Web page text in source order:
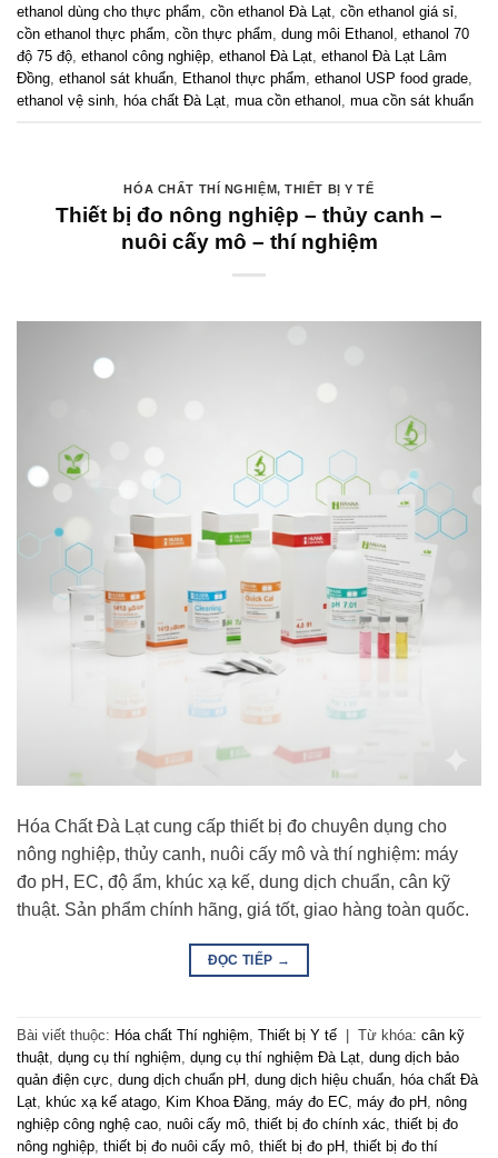
ethanol dùng cho thực phẩm, cồn ethanol Đà Lạt, cồn ethanol giá sỉ,
cồn ethanol thực phẩm, cồn thực phẩm, dung môi Ethanol , ethanol 70
độ 75 độ, ethanol công nghiệp, ethanol Đà Lạt, ethanol Đà Lạt Lâm
Đồng, ethanol sát khuẩn, Ethanol thực phẩm, ethanol USP food grade,
ethanol vệ sinh, hóa chất Đà Lạt, mua cồn ethanol , mua cồn sát khuẩn
HÓA CHẤT THÍ NGHIỆM,THIẾT BỊ Y TẾ
Thiết bị đo nông nghiệp – thủy canh –
nuôi cấy mô – thí nghiệm
Hóa Chất Đà Lạt cung cấp thiết bị đo chuyên dụng cho
nông nghiệp, thủy canh, nuôi cấy mô và thí nghiệm: máy
đo pH, EC, độ ẩm, khúc xạ kế, dung dịch chuẩn, cân kỹ
thuật. Sản phẩm chính hãng, giá tốt, giao hàng toàn quốc.
ĐỌC TIẾP →
Bài viết thuộc: Hóa chất Thí nghiệm Thiết bị Y tế Từ khóa: cân kỹ
thuật dụng cụ thí nghiệm dụng cụ thí nghiệm Đà Lạt dung dịch bảo
quản điện cực dung dịch chuẩn pH dung dịch hiệu chuẩn
hóa chất Đà
Lạt
khúc xạ kế atago Kim Khoa Đăng máy đo EC máy đo pH nông
nghiệp công nghệ cao nuôi cấy mô thiết bị đo chính xác thiết bị đo
nông nghiệp thiết bị đo nuôi cấy mô thiết bị đo pH thiết bị đo thí